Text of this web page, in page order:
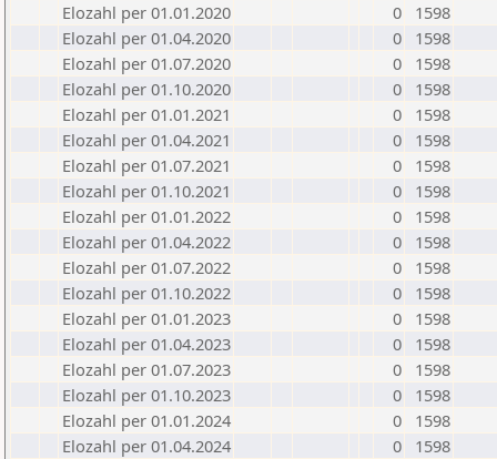
Elozahl per 01.01.2020
0
1598
Elozahl per 01.04.2020
0
1598
Elozahl per 01.07.2020
0
1598
Elozahl per 01.10.2020
0
1598
Elozahl per 01.01.2021
0
1598
Elozahl per 01.04.2021
0
1598
Elozahl per 01.07.2021
0
1598
Elozahl per 01.10.2021
0
1598
Elozahl per 01.01.2022
0
1598
Elozahl per 01.04.2022
0
1598
Elozahl per 01.07.2022
0
1598
Elozahl per 01.10.2022
0
1598
Elozahl per 01.01.2023
0
1598
Elozahl per 01.04.2023
0
1598
Elozahl per 01.07.2023
0
1598
Elozahl per 01.10.2023
0
1598
Elozahl per 01.01.2024
0
1598
Elozahl per 01.04.2024
0
1598